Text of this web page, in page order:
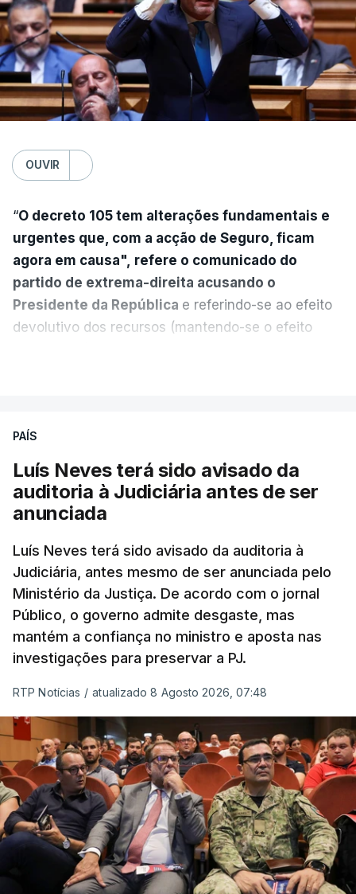
OUVIR
“O decreto 105 tem alterações fundamentais e
urgentes que, com a acção de Seguro, ficam
agora em causa", refere o comunicado do
partido de extrema-direita acusando o
Presidente da República e referindo-se ao efeito
devolutivo dos recursos (mantendo-se o efeito
quanto à possibilidade de expulsar do país
cidadãos adultos em situação ilegal, se
tiverem filhos menores.
prazo de 60 dias, os imigrantes terão que ser
libertados,ainda que os seus pedidos de asilo
tenham sido rejeitados pelas autoridades
competentes”, referem.
“Isto é de uma enorme irresponsabilidade
poderem entrar e residir legalmente em Portugal”,
acrescenta, concluindo que“são exactamente
este tipo de actos políticos irresponsáveis que
produzem o designado efeito de chamada, ou
por outras palavras, são estes buracos na lei
que são usados pelas redes de tráfico de seres
humanos para trazer pessoas para a Europa”.
PAÍS
Luís Neves terá sido avisado da
auditoria à Judiciária antes de ser
anunciada
Luís Neves terá sido avisado da auditoria à
Judiciária, antes mesmo de ser anunciada pelo
Ministério da Justiça. De acordo com o jornal
Público, o governo admite desgaste, mas
mantém a confiança no ministro e aposta nas
investigações para preservar a PJ.
RTP Notícias / atualizado 8 Agosto 2026, 07:48